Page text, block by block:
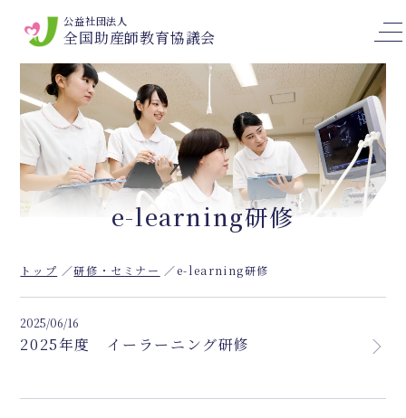
公益社団法人
全国助産師教育協議会
e-learning研修
トップ 研修・セミナー e-learning研修
2025/06/16
2025年度 イーラーニング研修